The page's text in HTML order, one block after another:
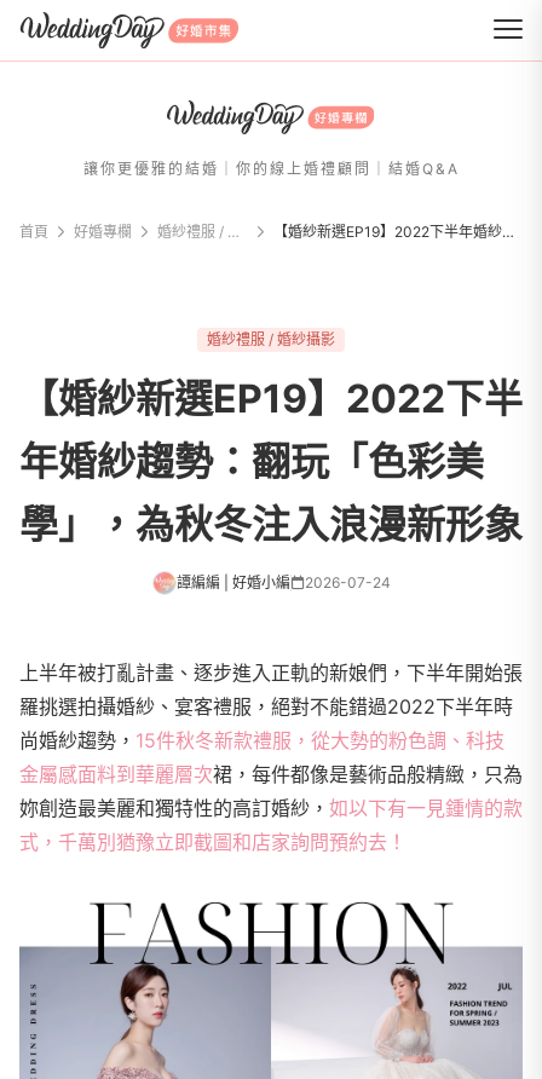
WeddingDay 好婚市集
讓你更優雅的結婚｜你的線上婚禮顧問｜結婚Q&A
首頁 好婚專欄 婚紗禮服 / 婚紗攝影 【婚紗新選EP19】2022下半年婚紗趨勢：翻玩「色彩美學」，為秋冬注入浪漫新形象
婚紗禮服 / 婚紗攝影
【婚紗新選EP19】2022下半
年婚紗趨勢：翻玩「色彩美
學」，為秋冬注入浪漫新形象
譚編編 | 好婚小編 2026-07-24
上半年被打亂計畫、逐步進入正軌的新娘們，下半年開始張
羅挑選拍攝婚紗、宴客禮服，絕對不能錯過2022下半年時
尚婚紗趨勢， 15件秋冬新款禮服，從大勢的粉色調、科技
金屬感面料到華麗層次裙，每件都像是藝術品般精緻，只為
妳創造最美麗和獨特性的高訂婚紗， 如以下有一見鍾情的款
式，千萬別猶豫立即截圖和店家詢問預約去！